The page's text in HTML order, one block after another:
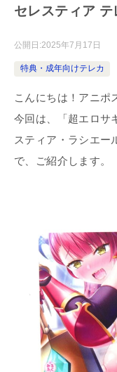
セレスティア テ
公開日:2025年7月17日
特典・成年向けテレカ
こんにちは！アニポ
今回は、「超エロサ
スティア・ラシエー
で、ご紹介します。